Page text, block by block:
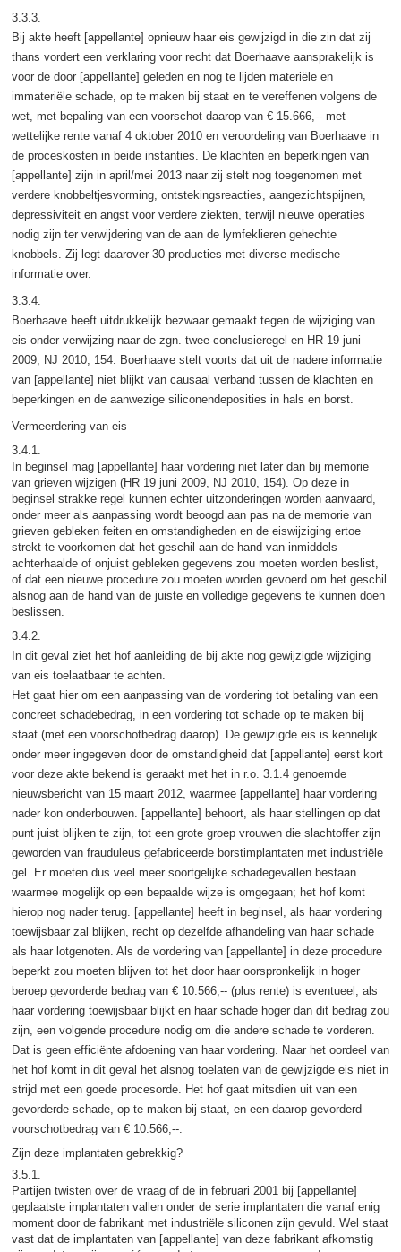
3.3.3.
Bij akte heeft [appellante] opnieuw haar eis gewijzigd in die zin dat zij
thans vordert een verklaring voor recht dat Boerhaave aansprakelijk is
voor de door [appellante] geleden en nog te lijden materiële en
immateriële schade, op te maken bij staat en te vereffenen volgens de
wet, met bepaling van een voorschot daarop van € 15.666,-- met
wettelijke rente vanaf 4 oktober 2010 en veroordeling van Boerhaave in
de proceskosten in beide instanties. De klachten en beperkingen van
[appellante] zijn in april/mei 2013 naar zij stelt nog toegenomen met
verdere knobbeltjesvorming, ontstekingsreacties, aangezichtspijnen,
depressiviteit en angst voor verdere ziekten, terwijl nieuwe operaties
nodig zijn ter verwijdering van de aan de lymfeklieren gehechte
knobbels. Zij legt daarover 30 producties met diverse medische
informatie over.
3.3.4.
Boerhaave heeft uitdrukkelijk bezwaar gemaakt tegen de wijziging van
eis onder verwijzing naar de zgn. twee-conclusieregel en HR 19 juni
2009, NJ 2010, 154. Boerhaave stelt voorts dat uit de nadere informatie
van [appellante] niet blijkt van causaal verband tussen de klachten en
beperkingen en de aanwezige siliconendeposities in hals en borst.
Vermeerdering van eis
3.4.1.
In beginsel mag [appellante] haar vordering niet later dan bij memorie
van grieven wijzigen (HR 19 juni 2009, NJ 2010, 154). Op deze in
beginsel strakke regel kunnen echter uitzonderingen worden aanvaard,
onder meer als aanpassing wordt beoogd aan pas na de memorie van
grieven gebleken feiten en omstandigheden en de eiswijziging ertoe
strekt te voorkomen dat het geschil aan de hand van inmiddels
achterhaalde of onjuist gebleken gegevens zou moeten worden beslist,
of dat een nieuwe procedure zou moeten worden gevoerd om het geschil
alsnog aan de hand van de juiste en volledige gegevens te kunnen doen
beslissen.
3.4.2.
In dit geval ziet het hof aanleiding de bij akte nog gewijzigde wijziging
van eis toelaatbaar te achten.
Het gaat hier om een aanpassing van de vordering tot betaling van een
concreet schadebedrag, in een vordering tot schade op te maken bij
staat (met een voorschotbedrag daarop). De gewijzigde eis is kennelijk
onder meer ingegeven door de omstandigheid dat [appellante] eerst kort
voor deze akte bekend is geraakt met het in r.o. 3.1.4 genoemde
nieuwsbericht van 15 maart 2012, waarmee [appellante] haar vordering
nader kon onderbouwen. [appellante] behoort, als haar stellingen op dat
punt juist blijken te zijn, tot een grote groep vrouwen die slachtoffer zijn
geworden van frauduleus gefabriceerde borstimplantaten met industriële
gel. Er moeten dus veel meer soortgelijke schadegevallen bestaan
waarmee mogelijk op een bepaalde wijze is omgegaan; het hof komt
hierop nog nader terug. [appellante] heeft in beginsel, als haar vordering
toewijsbaar zal blijken, recht op dezelfde afhandeling van haar schade
als haar lotgenoten. Als de vordering van [appellante] in deze procedure
beperkt zou moeten blijven tot het door haar oorspronkelijk in hoger
beroep gevorderde bedrag van € 10.566,-- (plus rente) is eventueel, als
haar vordering toewijsbaar blijkt en haar schade hoger dan dit bedrag zou
zijn, een volgende procedure nodig om die andere schade te vorderen.
Dat is geen efficiënte afdoening van haar vordering. Naar het oordeel van
het hof komt in dit geval het alsnog toelaten van de gewijzigde eis niet in
strijd met een goede procesorde. Het hof gaat mitsdien uit van een
gevorderde schade, op te maken bij staat, en een daarop gevorderd
voorschotbedrag van € 10.566,--.
Zijn deze implantaten gebrekkig?
3.5.1.
Partijen twisten over de vraag of de in februari 2001 bij [appellante]
geplaatste implantaten vallen onder de serie implantaten die vanaf enig
moment door de fabrikant met industriële siliconen zijn gevuld. Wel staat
vast dat de implantaten van [appellante] van deze fabrikant afkomstig